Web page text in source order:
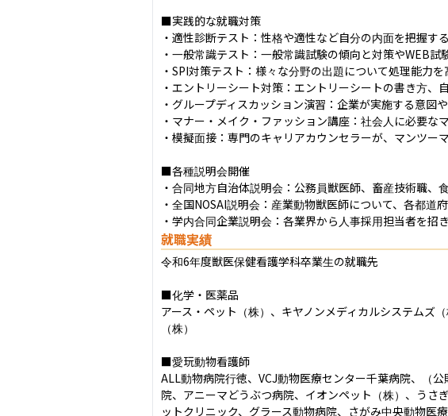
■実践的な就職対策
・適性診断テスト：性格や適性など自分の内面を把握す
・一般常識テスト：一般常識試験の傾向と対策やWEB試
・SPI対策テスト：様々な分野の出題について処理能力を
・エントリーシート対策：エントリーシートの書き方、
・グループディスカッション演習：企業が実施する意図
・マナー・メイク・ファッション講座：社会人に必要な
・模擬面接：専門のキャリアカウンセラーが、マンツー
■各種説明会開催
・合同地方自治体説明会：公務員獣医師、畜産技術職、
・全国NOSAI説明会：産業動物獣医師について、各都道
・学内合同企業説明会：各業界から人事採用担当者を招
就職実績
令和6年度獣医保健看護学科卒業生の就職先
■化学・医薬品
アース・ペット（株）、キヤノンメディカルシステムズ
（株）
■愛玩動物看護師
ALL動物病院行徳、VCJ動物医療センター千葉病院、（
院、アニーマどうぶつ病院、イオンペット（株）、うさ
ットクリニック、グラース動物病院、さがみ中央動物医